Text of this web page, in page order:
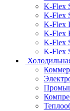
K-Flex
K-Flex
K-Flex
K-Flex
K-Flex
K-Flex